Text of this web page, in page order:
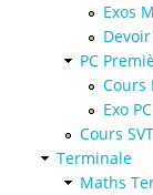
Exos
PC
Cours
Exo
Cours
Terminale
Maths